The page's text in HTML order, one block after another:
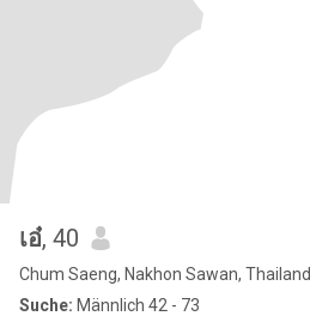
เอ๋, 40
Chum Saeng, Nakhon Sawan, Thailand
Suche: Männlich 42 - 73